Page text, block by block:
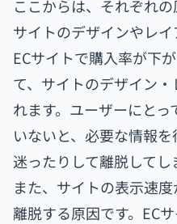
ここからは、それぞれの
サイトのデザインやレ
ECサイトで購入率が下
て、サイトのデザイン
れます。ユーザーにと
いないと、必要な情報
迷ったりして離脱してし
また、サイトの表示速
離脱する原因です。EC